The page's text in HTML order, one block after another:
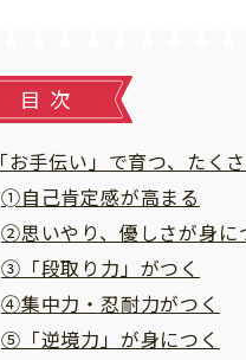
目次
「お手伝い」で育つ、たく
➀自己肯定感が高まる
②思いやり、優しさが身に
③「段取り力」がつく
④集中力・忍耐力がつく
⑤「逆境力」が身につく